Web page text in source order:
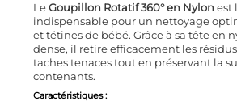
LeGoupillon Rotatif 360° en Nylon est
indispensable pour un nettoyage
et tétines de bébé. Grâce à sa tête en
dense, il retire efficacement les
taches tenaces tout en préservant la
contenants.
Caractéristiques :